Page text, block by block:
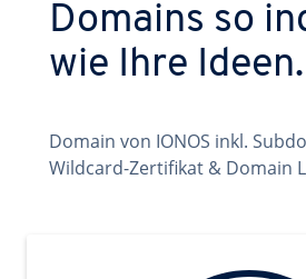
Domains so
wie Ihre Ideen.
Domain von IONOS inkl.
Wildcard-Zertifikat & Domain